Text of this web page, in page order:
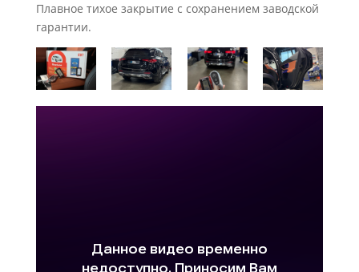
Плавное тихое закрытие с сохранением заводской
гарантии.